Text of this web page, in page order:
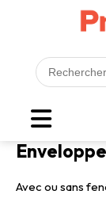
Avec ou sans